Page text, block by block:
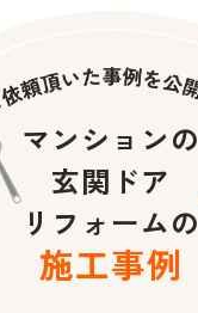
マンションの
玄関ドア
リフォームの
施工事例